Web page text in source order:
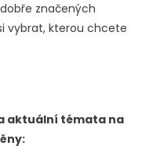
značených
vybrat, kterou chcete
aktuální témata na